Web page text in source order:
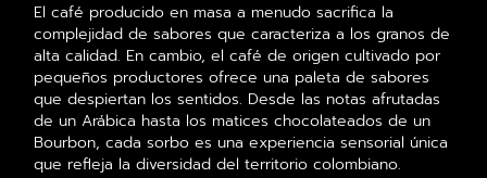
El café producido en masa a menudo sacrifica la
complejidad de sabores que caracteriza a los granos de
alta calidad. En cambio, el café de origen cultivado por
pequeños productores ofrece una paleta de sabores
que despiertan los sentidos. Desde las notas afrutadas
de un Arábica hasta los matices chocolateados de un
Bourbon, cada sorbo es una experiencia sensorial única
que refleja la diversidad del territorio colombiano.